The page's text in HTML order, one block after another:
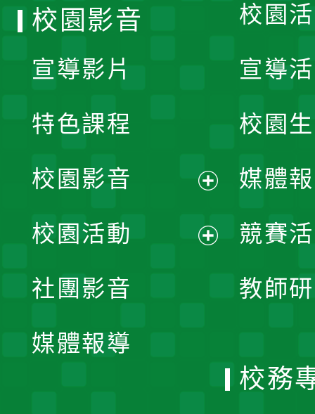
校園
宣導
校園
媒體
競賽
教師
校園影音
宣導影片
特色課程
校園影音
開
校園活動
社團影音
媒體報導
校務